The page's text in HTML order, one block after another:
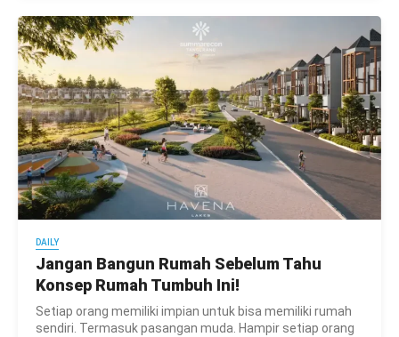
DAILY
Jangan Bangun Rumah Sebelum Tahu
Konsep Rumah Tumbuh Ini!
Setiap orang memiliki impian untuk bisa memiliki rumah
sendiri. Termasuk pasangan muda. Hampir setiap orang